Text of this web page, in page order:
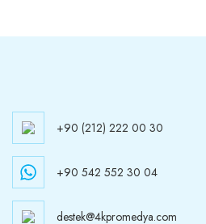
+90 (212) 222 00 30
+90 542 552 30 04
destek@4kpromedya.com